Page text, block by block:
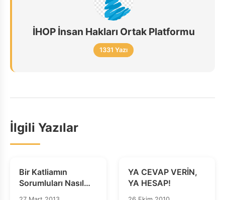
İHOP İnsan Hakları Ortak Platformu
1331 Yazı
İlgili Yazılar
Bir Katliamın
Sorumluları Nasıl
Korunur
YA CEVAP VERİN,
YA HESAP!